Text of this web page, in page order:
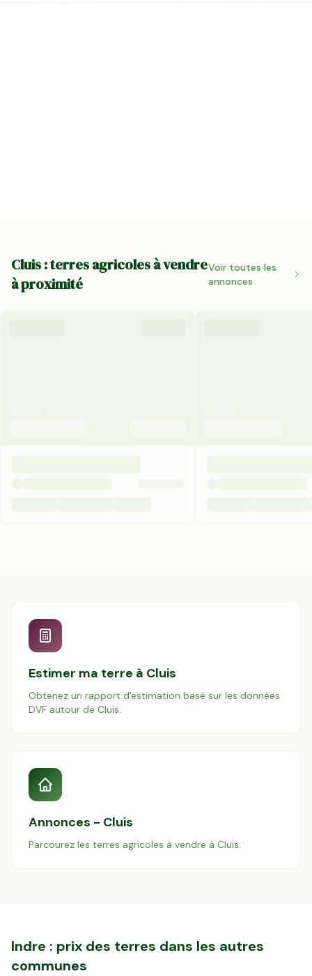
Cluis : terres agricoles à vendre
à proximité
Voir toutes les
annonces
Estimer ma terre à Cluis
Obtenez un rapport d'estimation basé sur les données
DVF autour de Cluis.
Annonces - Cluis
Parcourez les terres agricoles à vendre à Cluis.
Indre : prix des terres dans les autres
communes